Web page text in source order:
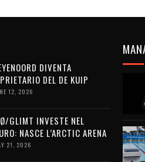
DIVENTA
DEL DE KUIP
12, 2026
GLIMT INVESTE NEL
NASCE L’ARCTIC ARENA
21, 2026